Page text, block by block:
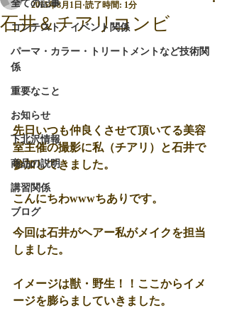
全ての記事
コンテスト・イベント関係
パーマ・カラー・トリートメントなど技術関
係
重要なこと
お知らせ
下北沢情報
商品の説明
講習関係
ブログ
石井＆チアリコンビ
2015年8月1日 読了時間: 1分
先日いつも仲良くさせて頂いてる美容
室主催の撮影に私（チアリ）と石井で
参加してきました。
こんにちわwwwちありです。
今回は石井がヘアー私がメイクを担当
しました。
イメージは獣・野生！！ここからイメ
ージを膨らましていきました。